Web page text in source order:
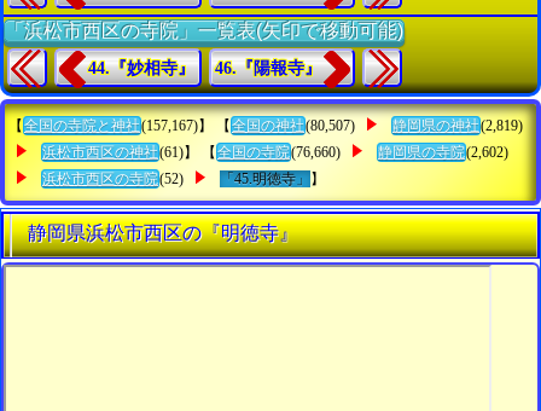
「浜松市西区の寺院」一覧表(矢印で移動可能)
44.『妙相寺』 46.『陽報寺』
【 全国の寺院と神社(157,167)】 【 全国の神社(80,507) 静岡県の神社(2,819)
浜松市西区の神社(61)】 【 全国の寺院(76,660) 静岡県の寺院(2,602)
浜松市西区の寺院(52) 「45.明徳寺」 】
静岡県浜松市西区の『明徳寺』